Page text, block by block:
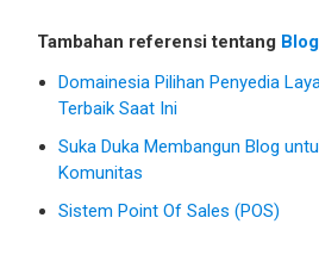
Tambahan referensi tentang
Domainesia Pilihan Penyedia
Terbaik Saat Ini
Suka Duka Membangun Blog
Komunitas
Sistem Point Of Sales (POS)